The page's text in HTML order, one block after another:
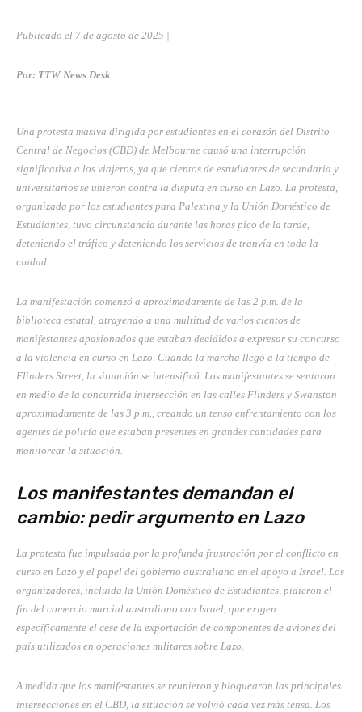
Publicado el 7 de agosto de 2025 |
Por: TTW News Desk
Una protesta masiva dirigida por estudiantes en el corazón del Distrito
Central de Negocios (CBD) de Melbourne causó una interrupción
significativa a los viajeros, ya que cientos de estudiantes de secundaria y
universitarios se unieron contra la disputa en curso en Lazo. La protesta,
organizada por los estudiantes para Palestina y la Unión Doméstico de
Estudiantes, tuvo circunstancia durante las horas pico de la tarde,
deteniendo el tráfico y deteniendo los servicios de tranvía en toda la
ciudad.
La manifestación comenzó a aproximadamente de las 2 p.m. de la
biblioteca estatal, atrayendo a una multitud de varios cientos de
manifestantes apasionados que estaban decididos a expresar su concurso
a la violencia en curso en Lazo. Cuando la marcha llegó a la tiempo de
Flinders Street, la situación se intensificó. Los manifestantes se sentaron
en medio de la concurrida intersección en las calles Flinders y Swanston
aproximadamente de las 3 p.m., creando un tenso enfrentamiento con los
agentes de policía que estaban presentes en grandes cantidades para
monitorear la situación.
Los manifestantes demandan el
cambio: pedir argumento en Lazo
La protesta fue impulsada por la profunda frustración por el conflicto en
curso en Lazo y el papel del gobierno australiano en el apoyo a Israel. Los
organizadores, incluida la Unión Doméstico de Estudiantes, pidieron el
fin del comercio marcial australiano con Israel, que exigen
específicamente el cese de la exportación de componentes de aviones del
país utilizados en operaciones militares sobre Lazo.
A medida que los manifestantes se reunieron y bloquearon las principales
intersecciones en el CBD, la situación se volvió cada vez más tensa. Los